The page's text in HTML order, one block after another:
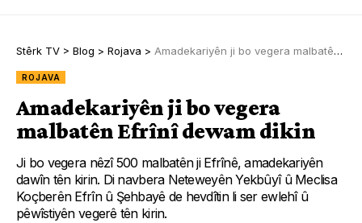
Stêrk TV > Blog > Rojava > Amadekariyên ji bo vegera malbatên Efrînî dewam dikin
ROJAVA
Amadekariyên ji bo vegera
malbatên Efrînî dewam dikin
Ji bo vegera nêzî 500 malbatên ji Efrînê, amadekariyên
dawîn tên kirin. Di navbera Neteweyên Yekbûyî û Meclisa
Koçberên Efrîn û Şehbayê de hevdîtin li ser ewlehî û
pêwîstiyên vegerê tên kirin.